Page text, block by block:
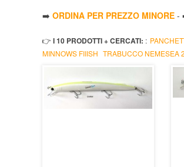
➡️ ORDINA PER PREZZO MINORE -
👉 I 10 PRODOTTI + CERCATI: :
MINNOWS FIIISH TRABUCCO NEMESEA